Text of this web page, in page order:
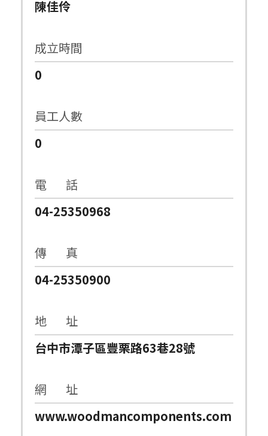
陳佳伶
成立時間
0
員工人數
0
電 話
04-25350968
傳 真
04-25350900
地 址
台中市潭子區豐栗路63巷28號
網 址
www.woodmancomponents.com